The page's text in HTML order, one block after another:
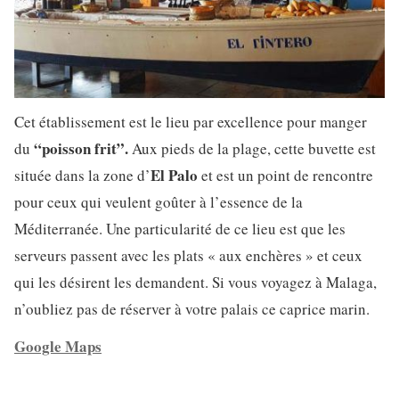
Cet établissement est le lieu par excellence pour manger
du “poisson frit”.Aux pieds de la plage, cette buvette est
située dans la zone d’El Palo et est un point de rencontre
pour ceux qui veulent goûter à l’essence de la
Méditerranée. Une particularité de ce lieu est que les
serveurs passent avec les plats « aux enchères » et ceux
qui les désirent les demandent. Si vous voyagez à Malaga,
n’oubliez pas de réserver à votre palais ce caprice marin.
Google Maps